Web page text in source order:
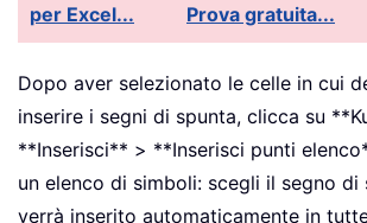
per Excel...
Prova gratuita...
Dopo aver selezionato le celle in cui
inserire i segni di spunta, clicca su
**Inserisci** > **Inserisci punti
un elenco di simboli: scegli il segno di
verrà inserito automaticamente in